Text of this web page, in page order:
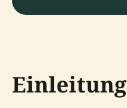
Einleitung